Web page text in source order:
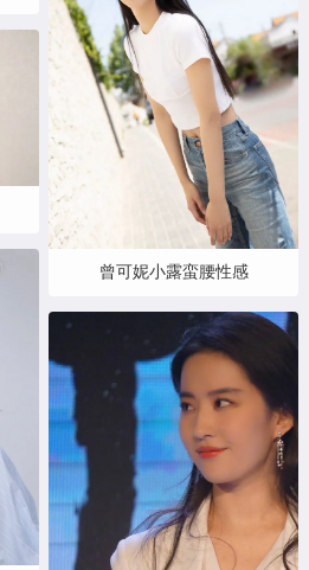
曾可妮小露蛮腰性感